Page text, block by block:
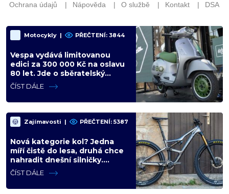
Motocykly | PŘEČTENÍ: 3844
Vespa vydává limitovanou
edici za 300 000 Kč na oslavu
80 let. Jde o sběratelský
kalkul místo jízdního upgradu
ČÍST DÁLE
Zajímavosti | PŘEČTENÍ: 5387
Nová kategorie kol? Jedna
míří čistě do lesa, druhá chce
nahradit dnešní silničky.
Cyklisté mají rozporuplné
názory
ČÍST DÁLE